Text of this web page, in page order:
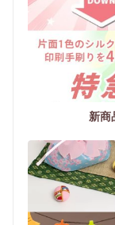
Posted
新商